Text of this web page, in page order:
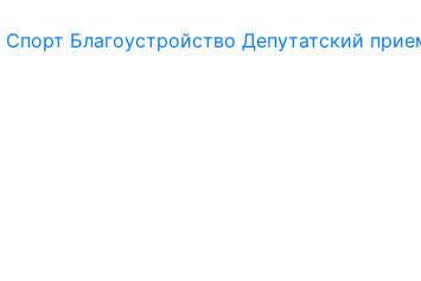
Спорт Благоустройство Депутатский